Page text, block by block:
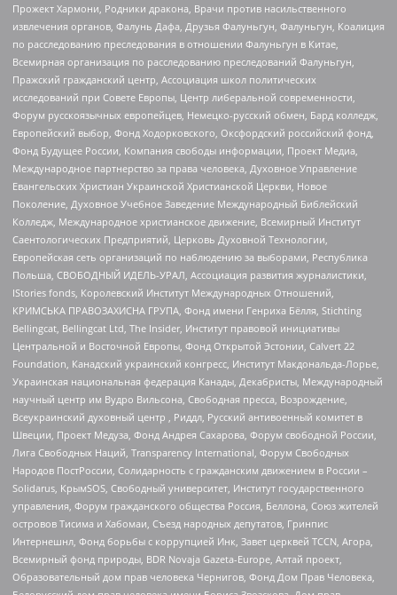
Прожект Хармони, Родники дракона, Врачи против насильственного
извлечения органов, Фалунь Дафа, Друзья Фалуньгун, Фалуньгун, Коалиция
по расследованию преследования в отношении Фалуньгун в Китае,
Всемирная организация по расследованию преследований Фалуньгун,
Пражский гражданский центр, Ассоциация школ политических
исследований при Совете Европы, Центр либеральной современности,
Форум русскоязычных европейцев, Немецко-русский обмен, Бард колледж,
Европейский выбор, Фонд Ходорковского, Оксфордский российский фонд,
Фонд Будущее России, Компания свободы информации, Проект Медиа,
Международное партнерство за права человека, Духовное Управление
Евангельских Христиан Украинской Христианской Церкви, Новое
Поколение, Духовное Учебное Заведение Международный Библейский
Колледж, Международное христианское движение, Всемирный Институт
Саентологических Предприятий, Церковь Духовной Технологии,
Европейская сеть организаций по наблюдению за выборами, Республика
Польша, СВОБОДНЫЙ ИДЕЛЬ-УРАЛ, Ассоциация развития журналистики,
IStories fonds, Королевский Институт Международных Отношений,
КРИМСЬКА ПРАВОЗАХИСНА ГРУПА, Фонд имени Генриха Бёлля, Stichting
Bellingcat, Bellingcat Ltd, The Insider, Институт правовой инициативы
Центральной и Восточной Европы, Фонд Открытой Эстонии, Calvert 22
Foundation, Канадский украинский конгресс, Институт Макдональда-Лорье,
Украинская национальная федерация Канады, Декабристы, Международный
научный центр им Вудро Вильсона, Свободная пресса, Возрождение,
Всеукраинский духовный центр , Риддл, Русский антивоенный комитет в
Швеции, Проект Медуза, Фонд Андрея Сахарова, Форум свободной России,
Лига Свободных Наций, Transparеncy International, Форум Свободных
Народов ПостРоссии, Солидарность с гражданским движением в России –
Solidarus, КрымSOS, Свободный университет, Институт государственного
управления, Форум гражданского общества Россия, Беллона, Союз жителей
островов Тисима и Хабомаи, Съезд народных депутатов, Гринпис
Интернешнл, Фонд борьбы с коррупцией Инк, Завет церквей TCCN, Агора,
Всемирный фонд природы, BDR Novaja Gazeta-Europe, Алтай проект,
Образовательный дом прав человека Чернигов, Фонд Дом Прав Человека,